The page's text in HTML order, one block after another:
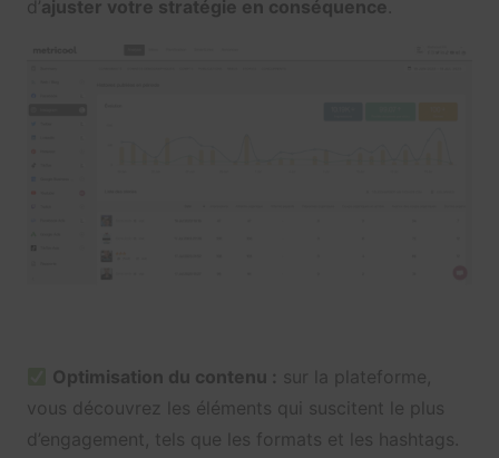
d’ajuster votre stratégie en conséquence
Optimisation du contenu : sur la plateforme,
vous découvrez les éléments qui suscitent le plus
d’engagement, tels que les formats et les hashtags.